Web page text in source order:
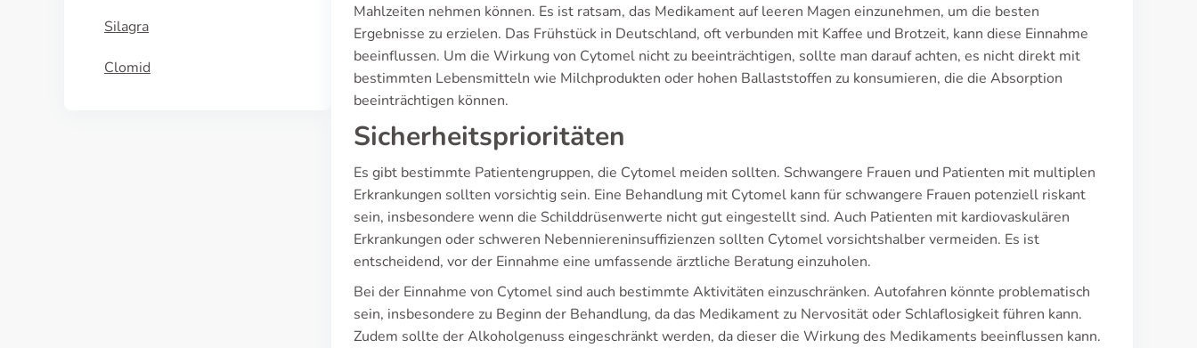
Silagra
Clomid
Mahlzeiten nehmen können. Es ist ratsam, das Medikament auf leeren Magen einzunehmen, um die besten
Ergebnisse zu erzielen. Das Frühstück in Deutschland, oft verbunden mit Kaffee und Brotzeit, kann diese Einnahme
beeinflussen. Um die Wirkung von Cytomel nicht zu beeinträchtigen, sollte man darauf achten, es nicht direkt mit
bestimmten Lebensmitteln wie Milchprodukten oder hohen Ballaststoffen zu konsumieren, die die Absorption
beeinträchtigen können.
Sicherheitsprioritäten
Es gibt bestimmte Patientengruppen, die Cytomel meiden sollten. Schwangere Frauen und Patienten mit multiplen
Erkrankungen sollten vorsichtig sein. Eine Behandlung mit Cytomel kann für schwangere Frauen potenziell riskant
sein, insbesondere wenn die Schilddrüsenwerte nicht gut eingestellt sind. Auch Patienten mit kardiovaskulären
Erkrankungen oder schweren Nebenniereninsuffizienzen sollten Cytomel vorsichtshalber vermeiden. Es ist
entscheidend, vor der Einnahme eine umfassende ärztliche Beratung einzuholen.
Bei der Einnahme von Cytomel sind auch bestimmte Aktivitäten einzuschränken. Autofahren könnte problematisch
sein, insbesondere zu Beginn der Behandlung, da das Medikament zu Nervosität oder Schlaflosigkeit führen kann.
Zudem sollte der Alkoholgenuss eingeschränkt werden, da dieser die Wirkung des Medikaments beeinflussen kann.